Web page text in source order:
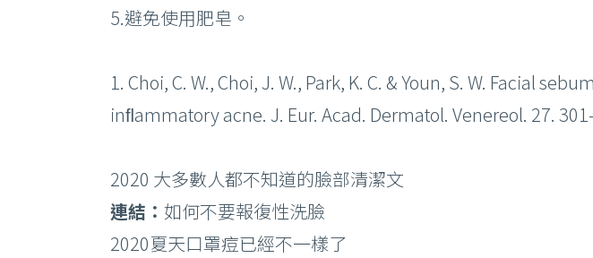
5.避免使用肥皂。
1. Choi, C. W., Choi, J. W., Park, K. C. & Youn, S. W. Facial
inﬂammatory acne. J. Eur. Acad. Dermatol. Venereol. 27.
2020 大多數人都不知道的臉部清潔文
連結： 如何不要報復性洗臉
2020夏天口罩痘已經不一樣了